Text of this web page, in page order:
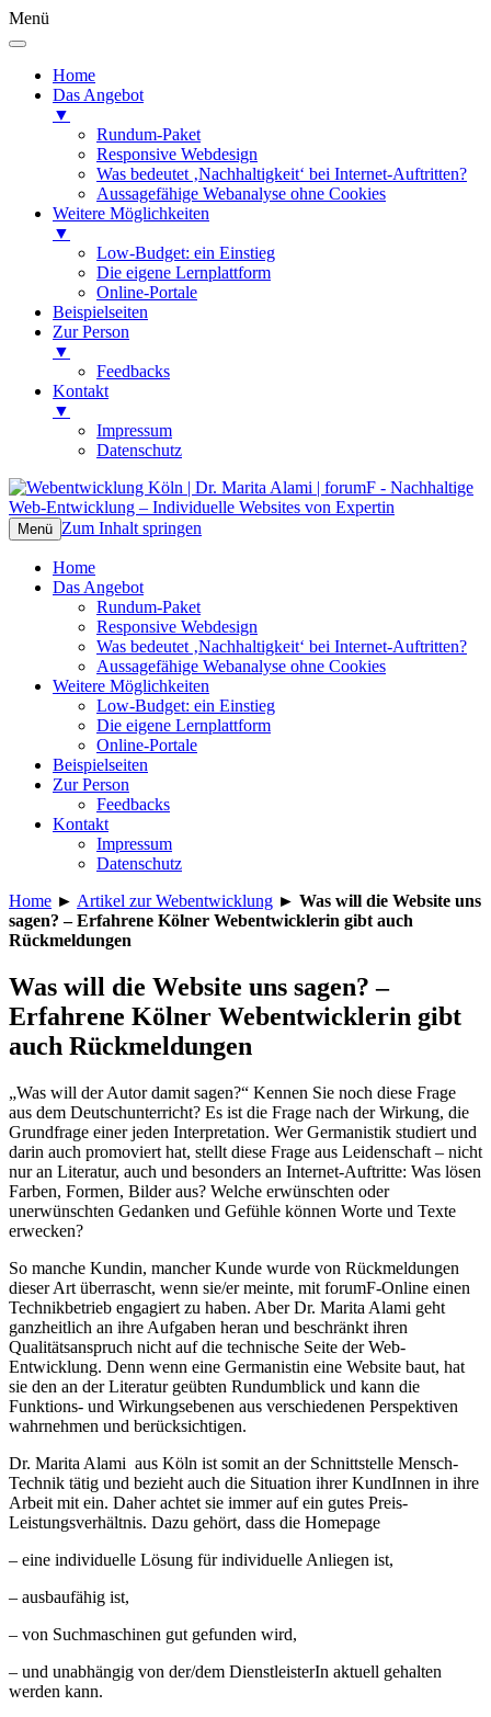
Menü
Home
Das Angebot
▼
Rundum-Paket
Responsive Webdesign
Was bedeutet ‚Nachhaltigkeit‘ bei Internet-Auftritten?
Aussagefähige Webanalyse ohne Cookies
Weitere Möglichkeiten
▼
Low-Budget: ein Einstieg
Die eigene Lernplattform
Online-Portale
Beispielseiten
Zur Person
▼
Feedbacks
Kontakt
▼
Impressum
Datenschutz
Webentwicklung Köln | Dr. Marita Alami |
forumF
Nachhaltige Web-Entwicklung –
Individuelle Websites von Expertin
Menü Zum Inhalt springen
Home
Das Angebot
Rundum-Paket
Responsive Webdesign
Was bedeutet ‚Nachhaltigkeit‘ bei Internet-Auftritten?
Aussagefähige Webanalyse ohne Cookies
Weitere Möglichkeiten
Low-Budget: ein Einstieg
Die eigene Lernplattform
Online-Portale
Beispielseiten
Zur Person
Feedbacks
Kontakt
Impressum
Datenschutz
Home ► Artikel zur Webentwicklung ► Was will die Website uns
sagen? – Erfahrene Kölner Webentwicklerin gibt auch
Rückmeldungen
Was will die Website uns sagen? –
Erfahrene Kölner Webentwicklerin gibt
auch Rückmeldungen
„Was will der Autor damit sagen?“ Kennen Sie noch diese Frage
aus dem Deutschunterricht? Es ist die Frage nach der Wirkung, die
Grundfrage einer jeden Interpretation. Wer Germanistik studiert und
darin auch promoviert hat, stellt diese Frage aus Leidenschaft – nicht
nur an Literatur, auch und besonders an Internet-Auftritte: Was lösen
Farben, Formen, Bilder aus? Welche erwünschten oder
unerwünschten Gedanken und Gefühle können Worte und Texte
erwecken?
So manche Kundin, mancher Kunde wurde von Rückmeldungen
dieser Art überrascht, wenn sie/er meinte, mit forumF-Online einen
Technikbetrieb engagiert zu haben. Aber Dr. Marita Alami geht
ganzheitlich an ihre Aufgaben heran und beschränkt ihren
Qualitätsanspruch nicht auf die technische Seite der Web-
Entwicklung. Denn wenn eine Germanistin eine Website baut, hat
sie den an der Literatur geübten Rundumblick und kann die
Funktions- und Wirkungsebenen aus verschiedenen Perspektiven
wahrnehmen und berücksichtigen.
Dr. Marita Alami aus Köln ist somit an der Schnittstelle Mensch-
Technik tätig und bezieht auch die Situation ihrer KundInnen in ihre
Arbeit mit ein. Daher achtet sie immer auf ein gutes Preis-
Leistungsverhältnis. Dazu gehört, dass die Homepage
– eine individuelle Lösung für individuelle Anliegen ist,
– ausbaufähig ist,
– von Suchmaschinen gut gefunden wird,
– und unabhängig von der/dem DienstleisterIn aktuell gehalten
werden kann.